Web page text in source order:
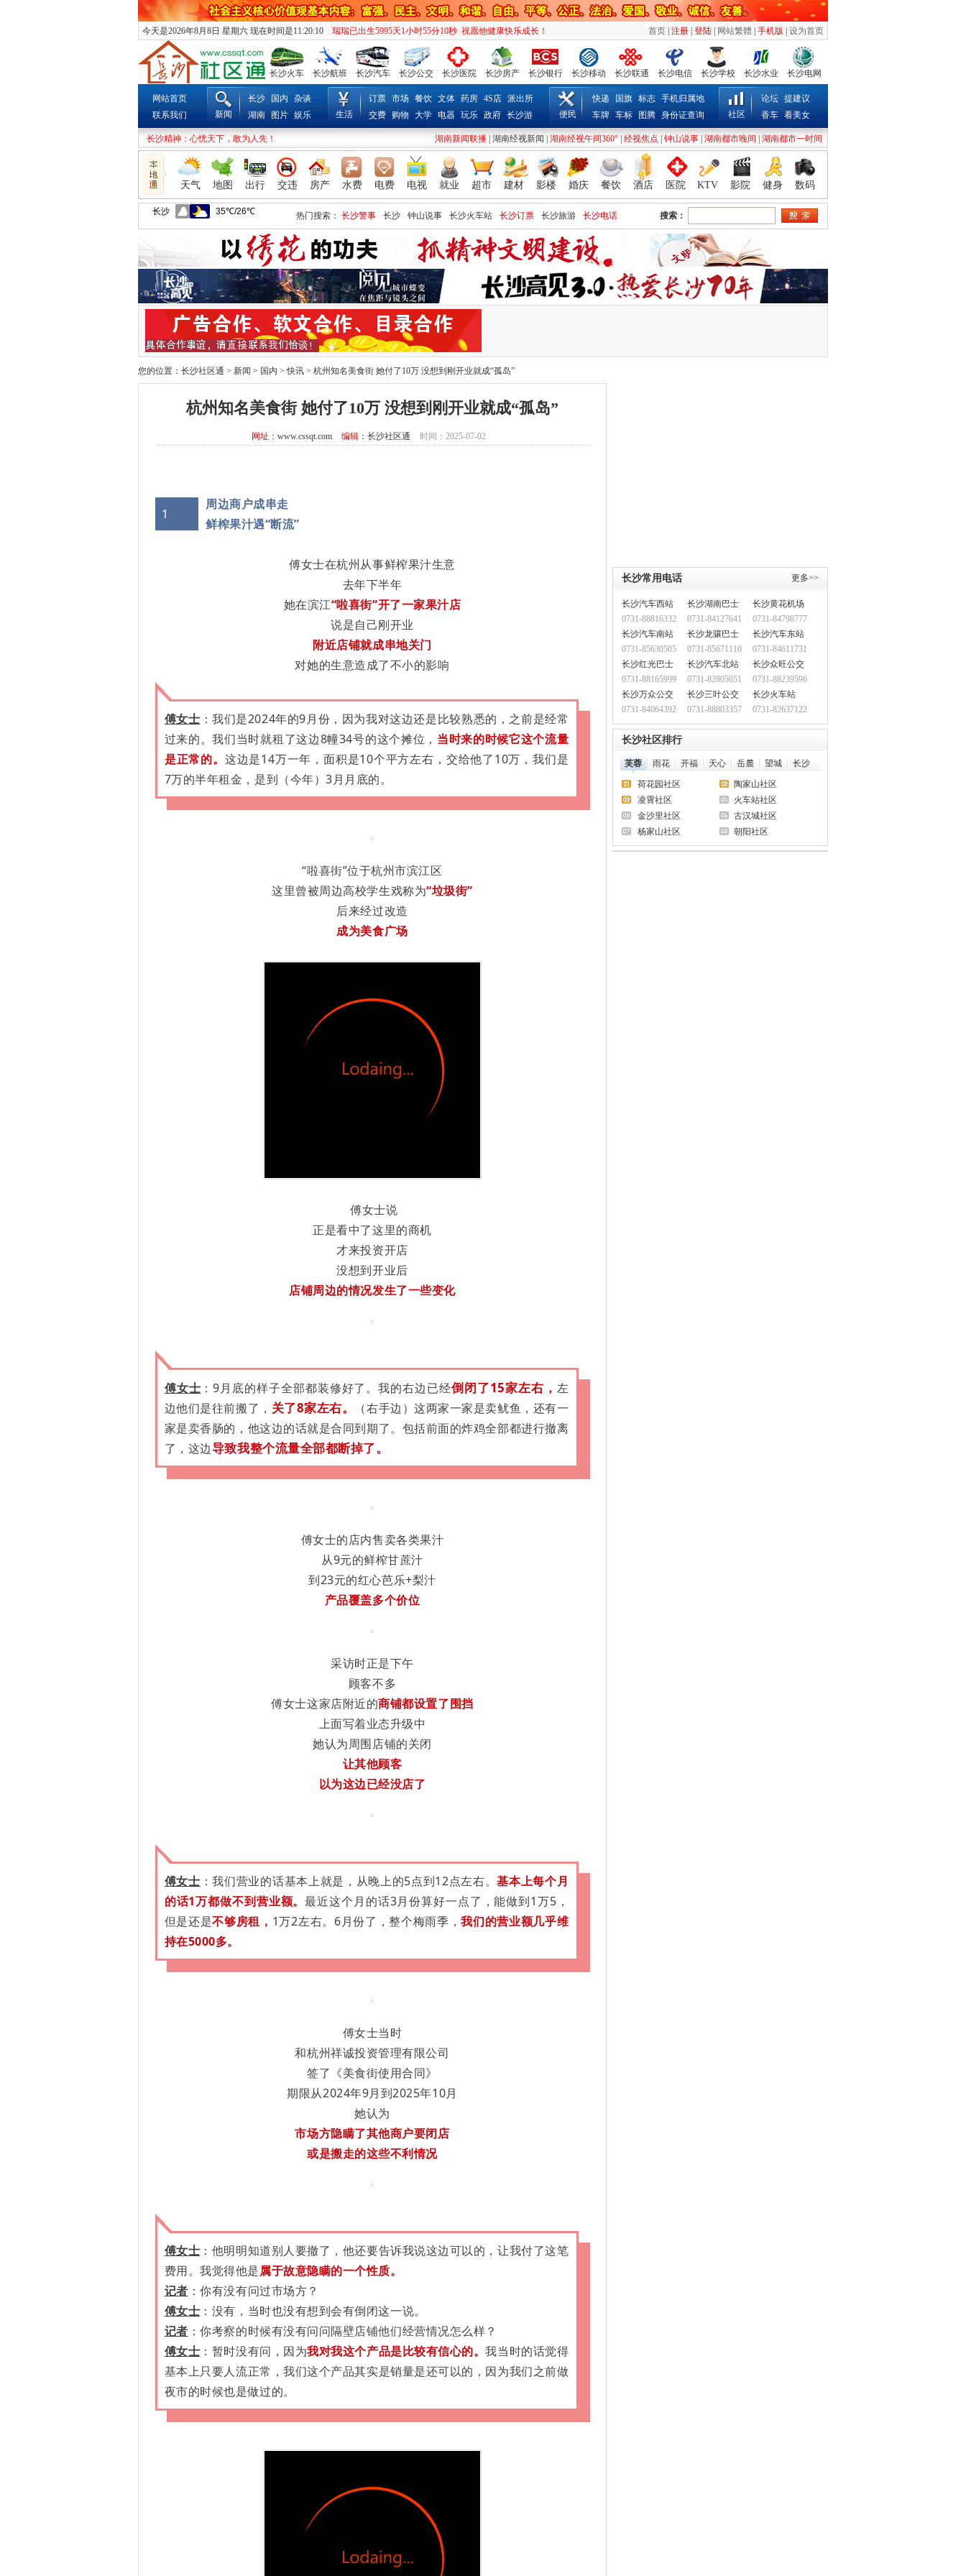
首页 注册 登陆 网站繁體 手机版 设为首页
今天是2026年8月8日 星期六 现在时间是11:20:11 瑞瑞已出生5995天1小时55分11秒 祝愿他健康快乐成长！
长沙火车 长沙航班 长沙汽车 长沙公交 长沙医院 长沙房产 长沙银行 长沙移动 长沙联通 长沙电信 长沙学校 长沙水业 长沙电网
网站首页
联系我们
新闻
长沙 国内
杂谈
湖南
图片 娱乐 生活
订票 市场 餐饮 文体 药房 4S店 派出所
交费
购物 大学 电器 玩乐 政府 长沙游 便民
快递 国旗 标志 手机归属地
车牌 车标 图腾 身份证查询 社区
论坛 提建议
香车 看美女
长沙精神：心忧天下，敢为人先！ 湖南新闻联播 湖南经视新闻 湖南经视午间360° 经视焦点 钟山说事 湖南都市晚间 湖南都市一时间
天气 地图 出行 交违 房产 水费 电费 电视 就业 超市 建材 影楼 婚庆 餐饮 酒店 医院 KTV 影院 健身 数码
搜索：
热门搜索： 长沙警事 长沙 钟山说事 长沙火车站 长沙订票 长沙旅游 长沙电话
您的位置： 长沙社区通 > 新闻 > 国内 >快讯 > 杭州知名美食街 她付了10万 没想到刚开业就成“孤岛”
杭州知名美食街 她付了10万 没想到刚开业就成“孤岛”
网址： www.cssqt.com 编辑： 长沙社区通 时间：2025-07-02
1
周边商户成串走
鲜榨果汁遇“断流”
傅女士在杭州从事鲜榨果汁生意
去年下半年
她在滨江“啦喜街”开了一家果汁店
说是自己刚开业
附近店铺就成串地关门
对她的生意造成了不小的影响
傅女士 ：我们是2024年的9月份，因为我对这边还是比较熟悉的，之前是经常
过来的。我们当时就租了这边8幢34号的这个摊位， 当时来的时候它这个流量
是正常的。 这边是14万一年，面积是10个平方左右，交给他了10万，我们是
7万的半年租金，是到（今年）3月月底的。
“啦喜街”位于杭州市滨江区
这里曾被周边高校学生戏称为“垃圾街”
后来经过改造
成为美食广场
傅女士说
正是看中了这里的商机
才来投资开店
没想到开业后
店铺周边的情况发生了一些变化
傅女士 ：9月底的样子全部都装修好了。我的右边已经倒闭了15家左右， 左
边他们是往前搬了， 关了8家左右。
（右手边）这两家一家是卖鱿鱼，还有一
家是卖香肠的，他这边的话就是合同到期了。包括前面的炸鸡全部都进行撤离
了，这边导致我整个流量全部都断掉了。
傅女士的店内售卖各类果汁
从9元的鲜榨甘蔗汁
到23元的红心芭乐+梨汁
产品覆盖多个价位
采访时正是下午
顾客不多
傅女士这家店附近的商铺都设置了围挡
上面写着业态升级中
她认为周围店铺的关闭
让其他顾客
以为这边已经没店了
傅女士 ：我们营业的话基本上就是，从晚上的5点到12点左右。基本上每个月
的话1万都做不到营业额。最近这个月的话3月份算好一点了，能做到1万5，
但是还是不够房租， 1万2左右。6月份了，整个梅雨季，我们的营业额几乎维
持在5000多。
傅女士当时
和杭州祥诚投资管理有限公司
签了《美食街使用合同》
期限从2024年9月到2025年10月
她认为
市场方隐瞒了其他商户要闭店
或是搬走的这些不利情况
傅女士 ：他明明知道别人要撤了，他还要告诉我说这边可以的，让我付了这笔
费用。我觉得他是属于故意隐瞒的一个性质。
记者 ：你有没有问过市场方？
傅女士 ：没有，当时也没有想到会有倒闭这一说。
记者 ：你考察的时候有没有问问隔壁店铺他们经营情况怎么样？
傅女士 ：暂时没有问，因为我对我这个产品是比较有信心的。我当时的话觉得
基本上只要人流正常，我们这个产品其实是销量是还可以的，因为我们之前做
夜市的时候也是做过的。
更多>>
长沙常用电话
长沙汽车西站
0731-88816332
长沙湖南巴士
0731-84127641
长沙黄花机场
0731-84798777
长沙汽车南站
0731-85630505
长沙龙骧巴士
0731-85671110
长沙汽车东站
0731-84611731
长沙红光巴士
0731-88165999
长沙汽车北站
0731-82805051
长沙众旺公交
0731-88239596
长沙万众公交
0731-84064392
长沙三叶公交
0731-88803357
长沙火车站
0731-82637122
长沙社区排行
芙蓉 雨花 开福 天心 岳麓 望城 长沙
荷花园社区
陶家山社区
凌霄社区
火车站社区
金沙里社区
古汉城社区
杨家山社区
朝阳社区